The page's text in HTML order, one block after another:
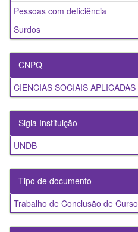
Pessoas com deficiência
Surdos
CNPQ
CIENCIAS SOCIAIS APLICADAS
Sigla Instituição
UNDB
Tipo de documento
Trabalho de Conclusão de Curso